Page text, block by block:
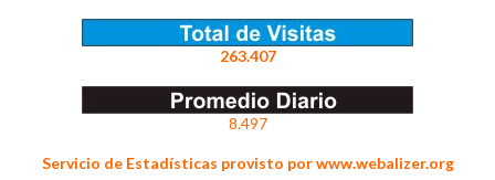
263.407
8.497
Servicio de Estadísticas provisto por www.webalizer.org